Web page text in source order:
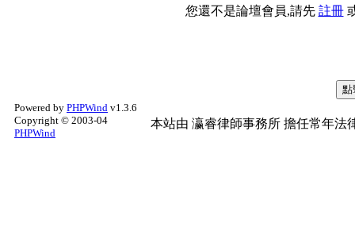
您還不是論壇會員,請先 註冊
Powered by PHPWind v1.3.6
Copyright © 2003-04
PHPWind
本站由 瀛睿律師事務所 擔任常年法